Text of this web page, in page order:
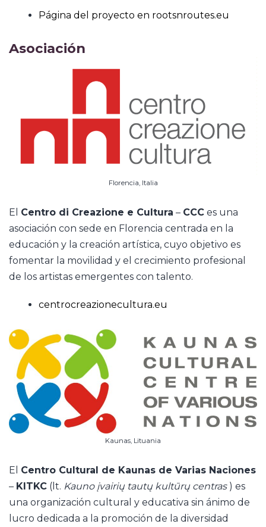
Página del proyecto en rootsnroutes.eu
Asociación
Florencia, Italia
El Centro di Creazione e Cultura – CCC es una
asociación con sede en Florencia centrada en la
educación y la creación artística, cuyo objetivo es
fomentar la movilidad y el crecimiento profesional
de los artistas emergentes con talento.
centrocreazionecultura.eu
Kaunas, Lituania
El Centro Cultural de Kaunas de Varias Naciones
– KITKC (lt. Kauno įvairių tautų kultūrų centras) es
una organización cultural y educativa sin ánimo de
lucro dedicada a la promoción de la diversidad